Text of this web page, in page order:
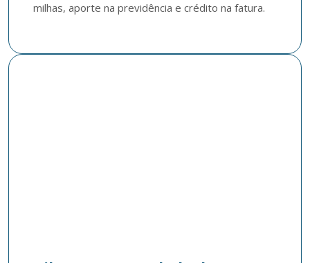
milhas, aporte na previdência e crédito na fatura.